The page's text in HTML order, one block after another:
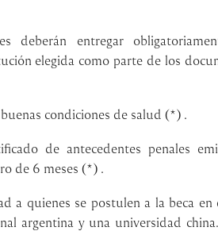
deberán entregar
elegida como parte de los
condiciones de salud (*) .
de antecedentes penales
de 6 meses (*) .
a quienes se postulen a la beca
argentina y una universidad